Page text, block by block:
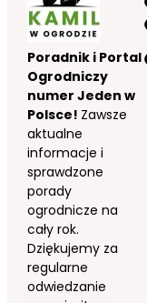
Poradnik i Portal
Ogrodniczy
numer Jeden w
Polsce! Zawsze
aktualne
informacje i
sprawdzone
porady
ogrodnicze na
cały rok.
Dziękujemy za
regularne
odwiedzanie